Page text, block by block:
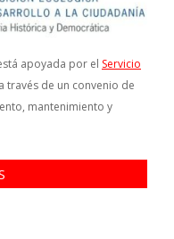
apoyada por el Servicio
a través de un convenio de
mantenimiento y